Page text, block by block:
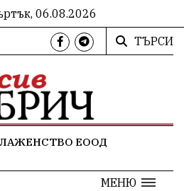
06.08.2026
ТЪРСИ
ЕООД
МЕНЮ